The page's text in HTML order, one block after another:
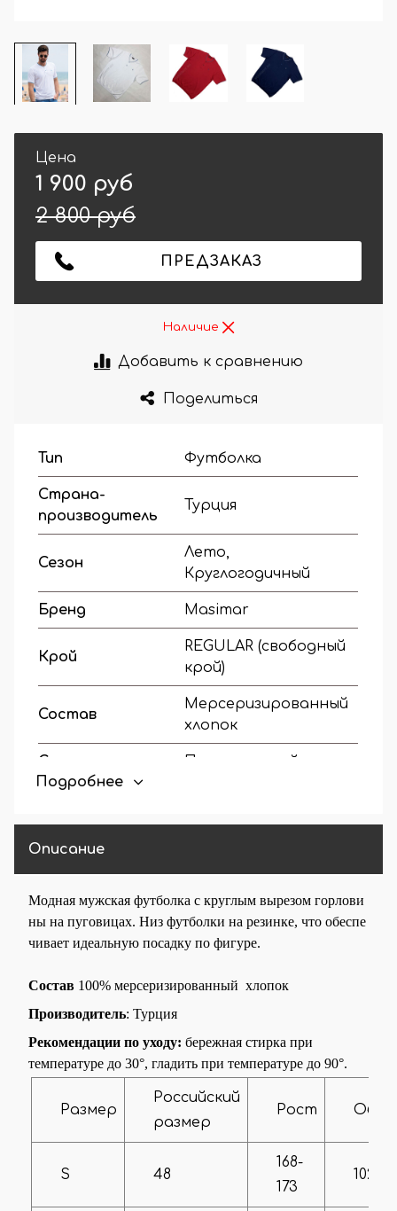
Цена
1 900 руб
2 800 руб
ПРЕДЗАКАЗ
Наличие
Добавить к сравнению
Поделиться
Тип Футболка
Страна-
производитель
Турция
Сезон
Лето,
Круглогодичный
Бренд Masimar
Крой
REGULAR (свободный
крой)
Состав
Мерсеризированный
хлопок
Стиль Повседневный
Тип застежки На пуговицах
Опции Капюшона Без капюшона
Наличие
На манжете
Подробнее
Описание
Модная мужская футболка с круглым вырезом горлови
ны на пуговицах.Низ футболки на резинке,что обеспе
чивает идеальную посадку по фигуре.
Состав 100% мерсеризированный хлопок
Производитель: Турция
Рекомендации по уходу: бережная стирка при
температуре до 30°, гладить при температуре до 90°.
Размер
Российский
размер
Рост
S 48
168-
173
102-